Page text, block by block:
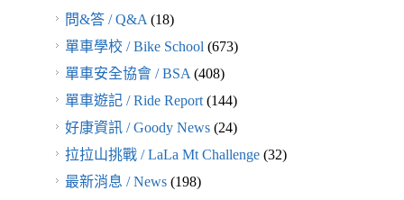
問&答 / Q&A (18)
單車學校 / Bike School (673)
單車安全協會 / BSA (408)
單車遊記 / Ride Report(144)
好康資訊 / Goody News(24)
拉拉山挑戰 / LaLa Mt Challenge(32)
最新消息 / News(198)